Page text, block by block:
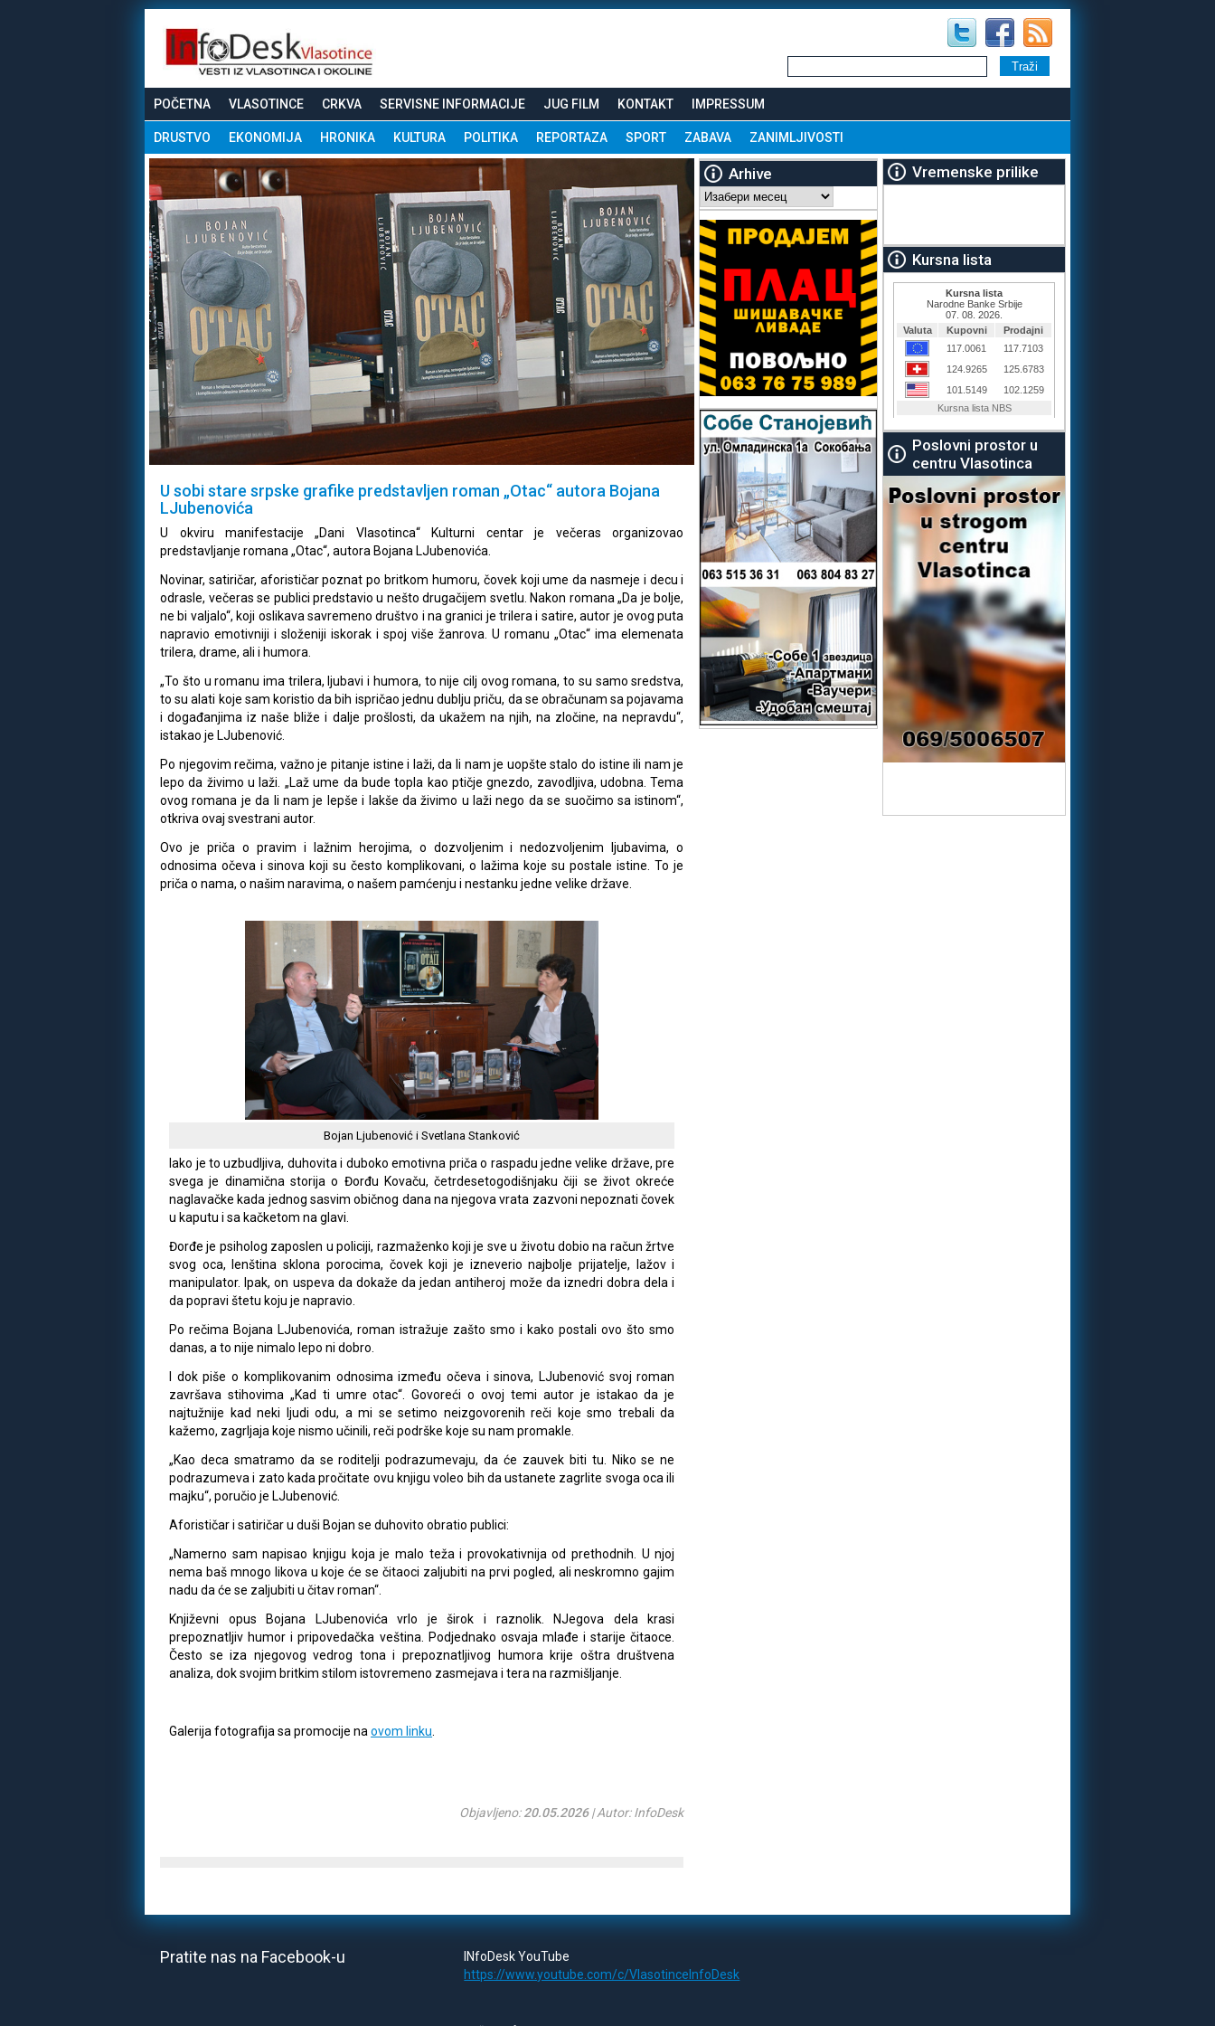
POČETNA VLASOTINCE CRKVA SERVISNE INFORMACIJE JUG FILM KONTAKT IMPRESSUM
DRUSTVO EKONOMIJA HRONIKA KULTURA POLITIKA REPORTAZA SPORT ZABAVA ZANIMLJIVOSTI
U sobi stare srpske grafike predstavljen roman „Otac“ autora Bojana
LJubenovića
U okviru manifestacije „Dani Vlasotinca“ Kulturni centar je večeras organizovao
predstavljanje romana „Otac“, autora Bojana LJubenovića.
Novinar, satiričar, aforističar poznat po britkom humoru, čovek koji ume da nasmeje i decu i
odrasle, večeras se publici predstavio u nešto drugačijem svetlu. Nakon romana „Da je bolje,
ne bi valjalo“, koji oslikava savremeno društvo i na granici je trilera i satire, autor je ovog puta
napravio emotivniji i složeniji iskorak i spoj više žanrova. U romanu „Otac“ ima elemenata
trilera, drame, ali i humora.
„To što u romanu ima trilera, ljubavi i humora, to nije cilj ovog romana, to su samo sredstva,
to su alati koje sam koristio da bih ispričao jednu dublju priču, da se obračunam sa pojavama
i događanjima iz naše bliže i dalje prošlosti, da ukažem na njih, na zločine, na nepravdu“,
istakao je LJubenović.
Po njegovim rečima, važno je pitanje istine i laži, da li nam je uopšte stalo do istine ili nam je
lepo da živimo u laži. „Laž ume da bude topla kao ptičje gnezdo, zavodljiva, udobna. Tema
ovog romana je da li nam je lepše i lakše da živimo u laži nego da se suočimo sa istinom“,
otkriva ovaj svestrani autor.
Ovo je priča o pravim i lažnim herojima, o dozvoljenim i nedozvoljenim ljubavima, o
odnosima očeva i sinova koji su često komplikovani, o lažima koje su postale istine. To je
priča o nama, o našim naravima, o našem pamćenju i nestanku jedne velike države.
Bojan Ljubenović i Svetlana Stanković
Iako je to uzbudljiva, duhovita i duboko emotivna priča o raspadu jedne velike države, pre
svega je dinamična storija o Đorđu Kovaču, četrdesetogodišnjaku čiji se život okreće
naglavačke kada jednog sasvim običnog dana na njegova vrata zazvoni nepoznati čovek
u kaputu i sa kačketom na glavi.
Đorđe je psiholog zaposlen u policiji, razmaženko koji je sve u životu dobio na račun žrtve
svog oca, lenština sklona porocima, čovek koji je izneverio najbolje prijatelje, lažov i
manipulator. Ipak, on uspeva da dokaže da jedan antiheroj može da iznedri dobra dela i
da popravi štetu koju je napravio.
Po rečima Bojana LJubenovića, roman istražuje zašto smo i kako postali ovo što smo
danas, a to nije nimalo lepo ni dobro.
I dok piše o komplikovanim odnosima između očeva i sinova, LJubenović svoj roman
završava stihovima „Kad ti umre otac“. Govoreći o ovoj temi autor je istakao da je
najtužnije kad neki ljudi odu, a mi se setimo neizgovorenih reči koje smo trebali da
kažemo, zagrljaja koje nismo učinili, reči podrške koje su nam promakle.
„Kao deca smatramo da se roditelji podrazumevaju, da će zauvek biti tu. Niko se ne
podrazumeva i zato kada pročitate ovu knjigu voleo bih da ustanete zagrlite svoga oca ili
majku“, poručio je LJubenović.
Aforističar i satiričar u duši Bojan se duhovito obratio publici:
„Namerno sam napisao knjigu koja je malo teža i provokativnija od prethodnih. U njoj
nema baš mnogo likova u koje će se čitaoci zaljubiti na prvi pogled, ali neskromno gajim
nadu da će se zaljubiti u čitav roman“.
Književni opus Bojana LJubenovića vrlo je širok i raznolik. NJegova dela krasi
prepoznatljiv humor i pripovedačka veština. Podjednako osvaja mlađe i starije čitaoce.
Često se iza njegovog vedrog tona i prepoznatljivog humora krije oštra društvena
analiza, dok svojim britkim stilom istovremeno zasmejava i tera na razmišljanje.
Galerija fotografija sa promocije naovom linku
Objavljeno:20.05.2026| Autor: InfoDesk
Arhive
Arhive
Vremenske prilike
Kursna lista
Poslovni prostor u
centru Vlasotinca
Pratite nas na Facebook-u
INfoDesk YouTube
https://www.youtube.com/c/VlasotinceInfoDesk